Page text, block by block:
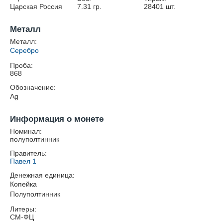
Царская Россия
7.31 гр.
28401 шт.
Металл
Металл:
Серебро
Проба:
868
Обозначение:
Ag
Информация о монете
Номинал:
полуполтинник
Правитель:
Павел 1
Денежная единица:
Копейка
Полуполтинник
Литеры:
СМ-ФЦ